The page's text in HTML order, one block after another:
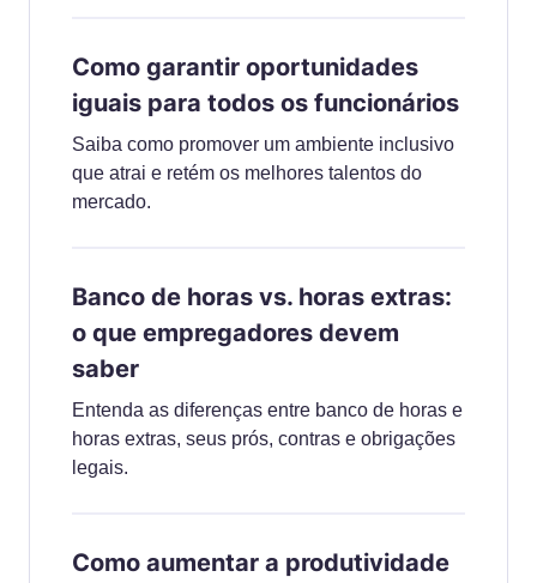
Como garantir oportunidades
iguais para todos os funcionários
Saiba como promover um ambiente inclusivo
que atrai e retém os melhores talentos do
mercado.
Banco de horas vs. horas extras:
o que empregadores devem
saber
Entenda as diferenças entre banco de horas e
horas extras, seus prós, contras e obrigações
legais.
Como aumentar a produtividade